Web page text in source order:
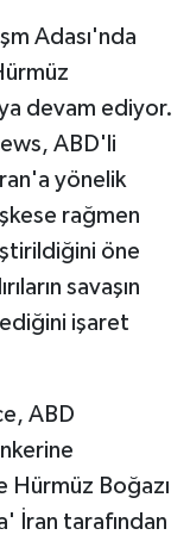
Adası'nda
devam ediyor.
ABD'li
yönelik
rağmen
öne
savaşın
işaret
ABD
Hürmüz Boğazı
İran tarafından